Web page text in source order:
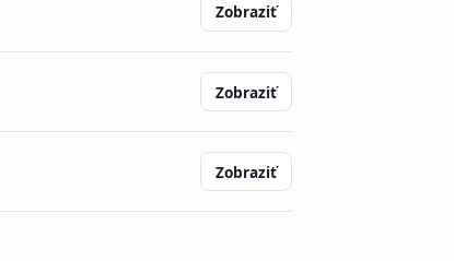
Zobraziť
Zobraziť
Zobraziť